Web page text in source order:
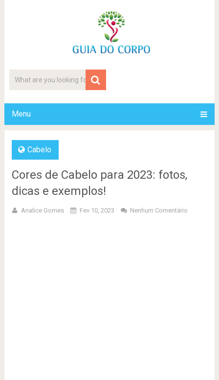
Menu
Cabelo
Cores de Cabelo para 2023: fotos,
dicas e exemplos!
Analice Gomes Fev 10, 2023 Nenhum Comentário